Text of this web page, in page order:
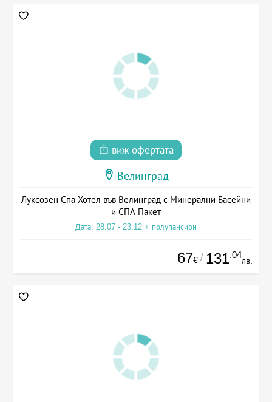
виж офертата
Велинград
Луксозен Спа Хотел във Велинград с Минерални Басейни
и СПА Пакет
Дата: 28.07 - 23.12 + полупансион
67€ / 131.04
лв.